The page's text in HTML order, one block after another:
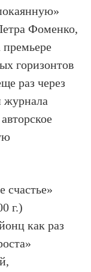
Фоменко,
премьере
горизонтов
раз через
журнала
счастье»
г.)
как раз